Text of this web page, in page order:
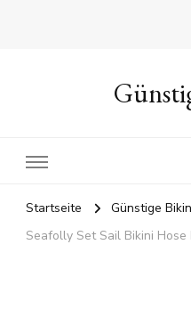
Startseite Günstige
Seafolly Set Sail Bikini